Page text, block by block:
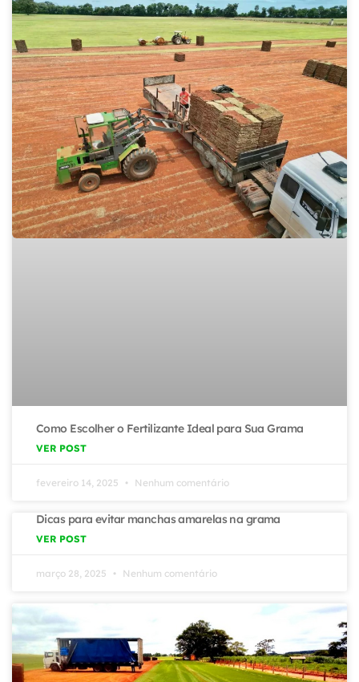
Como Escolher o Fertilizante Ideal para Sua Grama
VER POST
fevereiro 14, 2025 Nenhum comentário
Dicas para evitar manchas amarelas na grama
VER POST
março 28, 2025 Nenhum comentário